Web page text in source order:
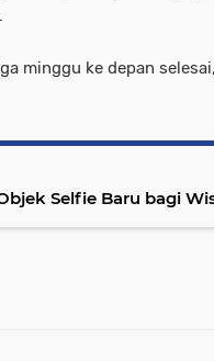
minggu ke depan
Selfie Baru bagi